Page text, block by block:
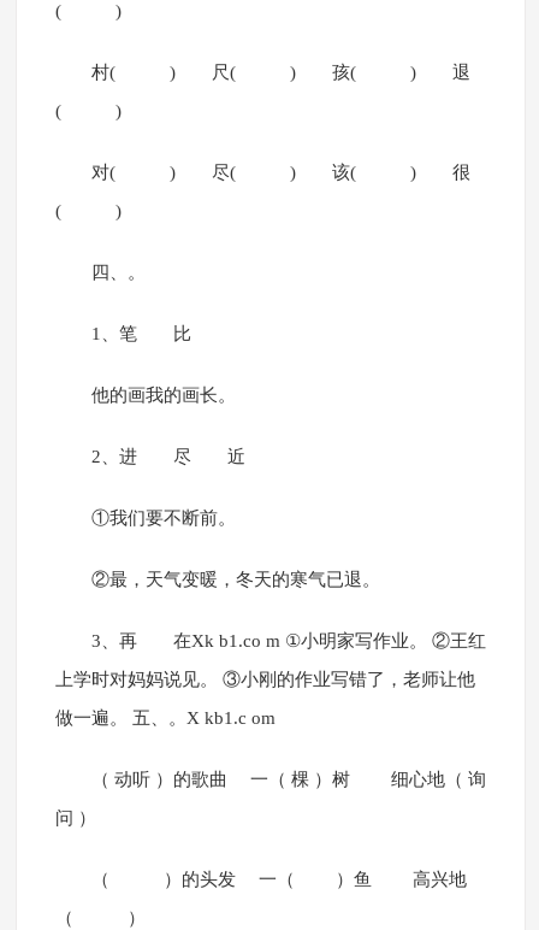
( )
村( ) 尺( ) 孩( ) 退
( )
对( ) 尽( ) 该( ) 很
( )
四、。
1、笔 比
他的画我的画长。
2、进 尽 近
①我们要不断前。
②最，天气变暖，冬天的寒气已退。
3、再 在Xk b1.co m ①小明家写作业。 ②王红
上学时对妈妈说见。 ③小刚的作业写错了，老师让他
做一遍。 五、。X kb1.c om
（ 动听 ）的歌曲 一（ 棵 ）树 细心地（ 询
问 ）
（ ）的头发 一（ ）鱼 高兴地
（ ）